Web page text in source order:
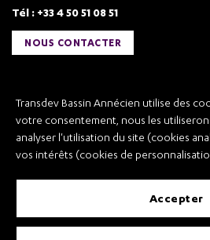
Transdev Bassin Annécien utilise des
votre consentement, nous les
analyser l'utilisation du site (cookies
vos intérêts (cookies de
accepter
Tél : +33 4 50 51 08 51
NOUS CONTACTER
Transdev Bassin Annécien
Recrutement